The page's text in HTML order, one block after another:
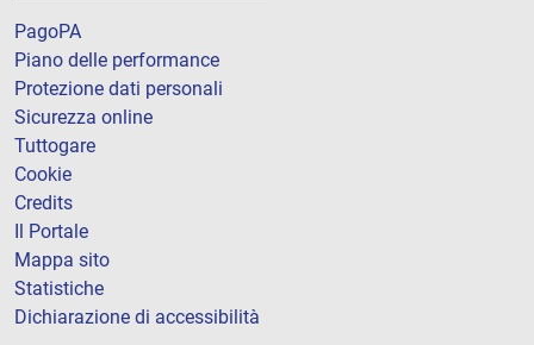
PagoPA
Piano delle performance
Protezione dati personali
Sicurezza online
Tuttogare
Cookie
Credits
Il Portale
Mappa sito
Statistiche
Dichiarazione di accessibilità